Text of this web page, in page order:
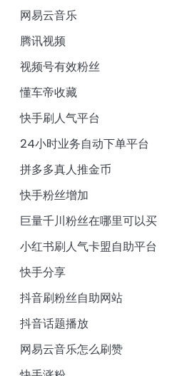
网易云音乐
腾讯视频
视频号有效粉丝
懂车帝收藏
快手刷人气平台
24小时业务自动下单平台
拼多多真人推金币
快手粉丝增加
巨量千川粉丝在哪里可以买
小红书刷人气卡盟自助平台
快手分享
抖音刷粉丝自助网站
抖音话题播放
网易云音乐怎么刷赞